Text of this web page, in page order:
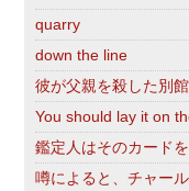
quarry
down the line
彼が父親を殺した別
You should lay it on
鑑定人はそのカード
噂によると、チャー